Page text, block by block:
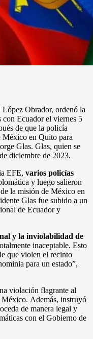
Obrador, ordenó la
con Ecuador el viernes 5
de que la policía
México en Quito para
Glas. Glas, quien se
diciembre de 2023.
EFE, varios policías
y luego salieron
la misión de México en
Glas fue subido a un
de Ecuador y
y la inviolabilidad de
inaceptable. Esto
que violen el recinto
para un estado”,
violación flagrante al
México. Además, instruyó
de manera legal y
con el Gobierno de